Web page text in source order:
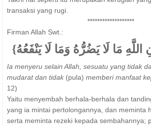
transaksi yang rugi.
*******************
Firman Allah Swt.:
مَا لَا يَضُرُّهُ وَمَا لَا يَنْفَعُهُ}
Ia menyeru selain Allah, sesuatu yang tidak
mudarat dan tidak (pula) memberi manfaat
12)
Yaitu menyembah berhala-berhala dan
yang ia mintai pertolongannya, dan meminta
serta meminta rezeki kepada sembahannya;